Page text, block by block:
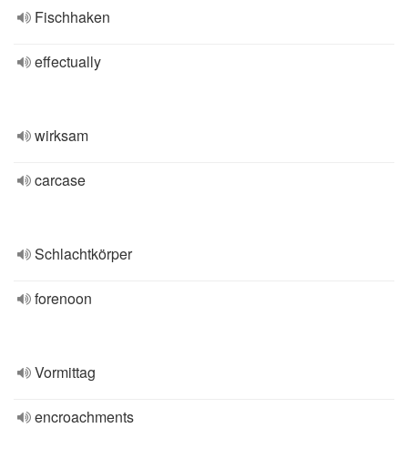
Fischhaken
effectually
wirksam
carcase
Schlachtkörper
forenoon
Vormittag
encroachments